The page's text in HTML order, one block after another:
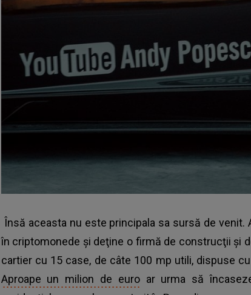
Însă aceasta nu este principala sa sursă de
în criptomonede şi deţine o firmă de construcţii şi
cartier cu 15 case, de câte 100 mp utili, dispuse
Aproape un milion de euroar urma să